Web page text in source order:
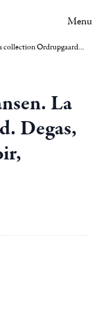
Menu
Le jardin secret des Hansen. La collection Ordrupgaard. Degas, Cézanne, Monet, Renoir, Gauguin, Matisse
La
Degas,